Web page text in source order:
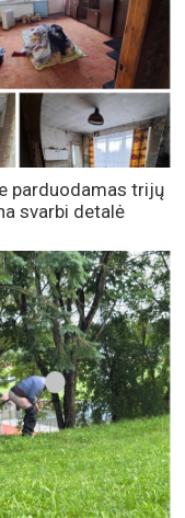
parduodamas trijų
svarbi detalė